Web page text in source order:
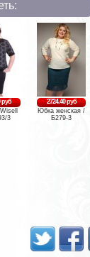
руб
3
2724.40 руб
Юбка женская /
Б279-3